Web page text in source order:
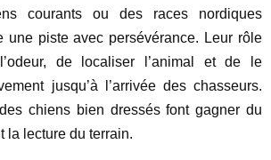
courants ou des races nordiques
une piste avec persévérance. Leur rôle
de localiser l’animal et de le
jusqu’à l’arrivée des chasseurs.
chiens bien dressés font gagner du
la lecture du terrain.